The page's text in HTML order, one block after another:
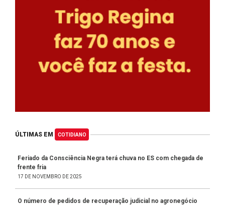
ÚLTIMAS EM COTIDIANO
Feriado da Consciência Negra terá chuva no ES com chegada de
frente fria
17 DE NOVEMBRO DE 2025
O número de pedidos de recuperação judicial no agronegócio